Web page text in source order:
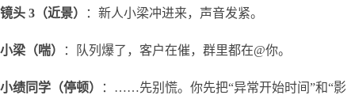
镜头 3（近景） ：新人小梁冲进来，声音发紧。
小梁（喘） ：队列爆了，客户在催，群里都在@你。
小绩同学（停顿）
：……先别慌。你先把“异常开始时间”和“影